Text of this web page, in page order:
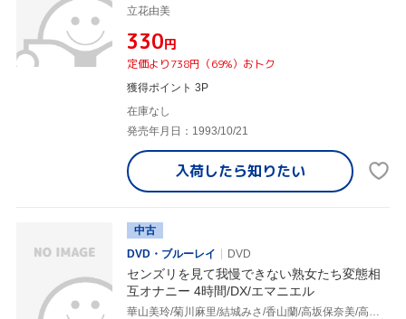
立花由美
¥330円
定価より738円（69%）おトク
獲得ポイント 3P
在庫なし
発売年月日：1993/10/21
入荷したら知りたい
中古
DVD・ブルーレイ
DVD
センズリを見て我慢できない熟女たち変態相
互オナニー 4時間/DX/エマニエル
華山美玲/菊川麻里/結城みさ/香山蘭/高坂保奈美/高島恭子/三咲恭子/秋川真里/小宮由梨絵/城エレン/真下礼子/星杏奈/蒼乃幸恵/美原咲子/宝来みずほ/北原夏美/北条美里/本庄瞳/麻布じゅん/柳田やよい/立花みずき/小滝沙由美/石橋ゆう子/森貴代美/仲田絵理/麻生ともよ